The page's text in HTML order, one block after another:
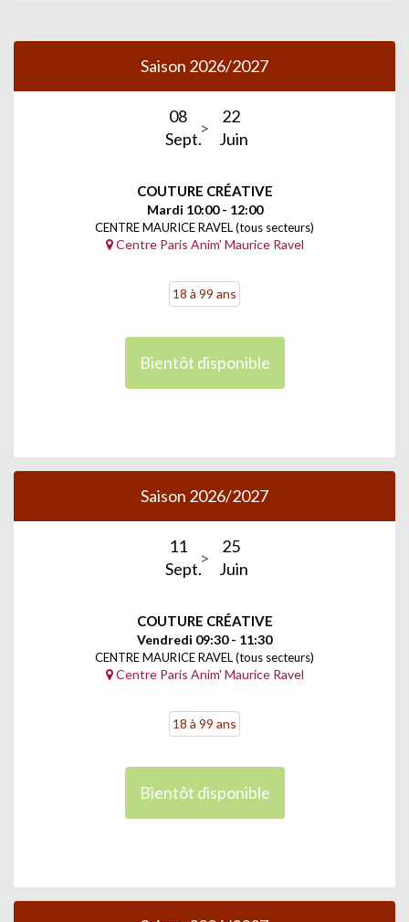
Saison 2026/2027
08
Sept.
22
Juin
COUTURE CRÉATIVE
Mardi 10:00 - 12:00
CENTRE MAURICE RAVEL (tous secteurs)
Centre Paris Anim' Maurice Ravel
18 à 99 ans
Bientôt disponible
Saison 2026/2027
11
Sept.
25
Juin
COUTURE CRÉATIVE
Vendredi 09:30 - 11:30
CENTRE MAURICE RAVEL (tous secteurs)
Centre Paris Anim' Maurice Ravel
18 à 99 ans
Bientôt disponible